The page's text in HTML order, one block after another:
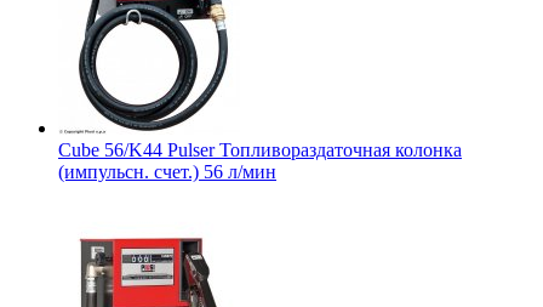
Cube 56/K44 Pulser Топливораздаточная колонка
(импульсн. счет.) 56 л/мин